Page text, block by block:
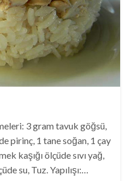
3 gram tavuk göğsü,
pirinç, 1 tane soğan, 1 çay
kaşığı ölçüde sıvı yağ,
su, Tuz. Yapılışı:…